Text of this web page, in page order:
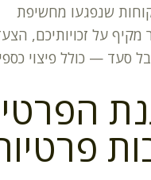
שנפגעו מחשיפת
על זכויותיכם,
סעד — כולל פיצוי